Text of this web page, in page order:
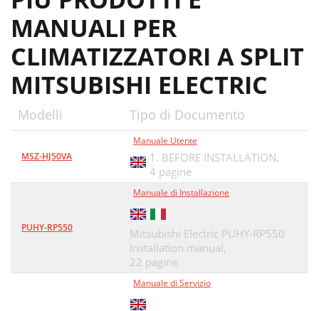
MANUALI PER
CLIMATIZZATORI A SPLIT
MITSUBISHI ELECTRIC
Modelli Tipo di Documento
MSZ-HJ50VA
Manuale Utente
1. BEFORE INSTALLATION,
4 pagine
PUHY-RP550
Manuale di Installazione
Mitsubishi Electric PUHY-RP550
Installation manual,
22 pagine
Manuale di Servizio